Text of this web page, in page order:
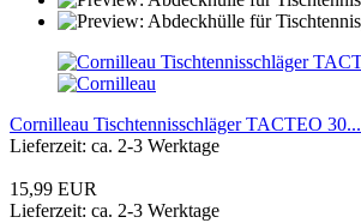
Cornilleau Tischtennisschläger TACTEO 30...
Lieferzeit: ca. 2-3 Werktage
15,99 EUR
Lieferzeit: ca. 2-3 Werktage